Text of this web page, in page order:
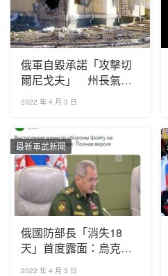
俄軍自毀承諾「攻擊切
爾尼戈夫」 州長氣
炸：空襲一整夜！
2022 年 4 月 3 日
最新軍武新聞
俄國防部長「消失18
天」首度露面：烏克蘭
軍事能力嚴重退化
2022 年 4 月 3 日